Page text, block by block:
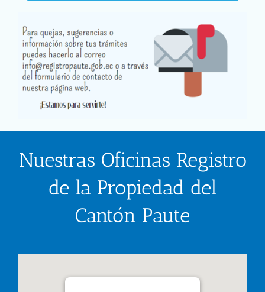
Nuestras Oficinas Registro
de la Propiedad del
Cantón Paute